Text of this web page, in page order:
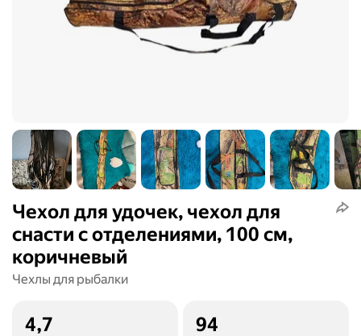
Чехол для удочек, чехол для
снасти с отделениями, 100 см,
коричневый
Чехлы для рыбалки
4,7 94